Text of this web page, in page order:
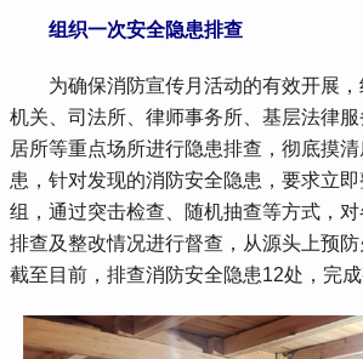
组织一次安全隐患排查
为确保消防宣传月活动的有效开展，
机关、司法所、律师事务所、基层法律
居所等重点场所进行隐患排查，彻底摸
患，针对发现的消防安全隐患，要求立
组，通过突击检查、随机抽查等方式，
排查及整改情况进行督查，从源头上预防
截至目前，排查消防安全隐患12处，完成